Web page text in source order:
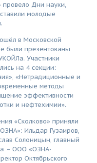
Дни науки,
молодые
в Московской
были презентованы
Участники
на 4 секции:
«Нетрадиционные и
методы
эффективности
и нефтехимии».
«Сколково» приняли
Ильдар Гузаиров,
Солоницын, главный
– ООО «ОЗНА-
Октябрьского